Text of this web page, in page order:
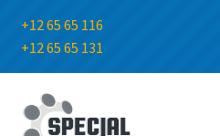
+12 65 65 116
+12 65 65 131
Przejdź
do
Przejdź
do